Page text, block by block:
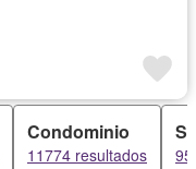
Condominio
11774 resultados